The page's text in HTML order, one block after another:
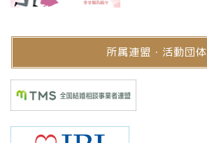
所属連盟・活動団体